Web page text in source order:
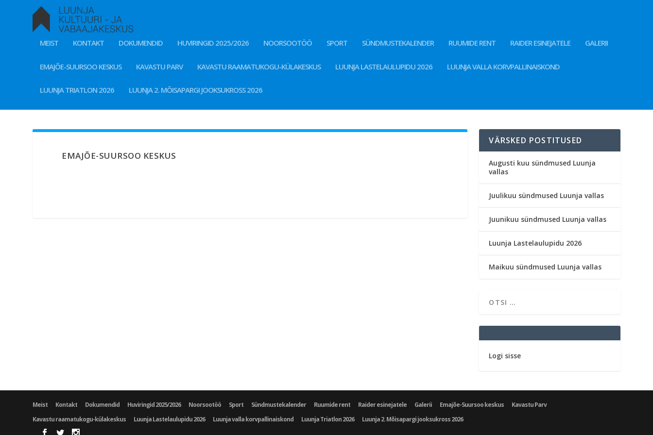
MEIST KONTAKT DOKUMENDID HUVIRINGID 2025/2026 NOORSOOTÖÖ SPORT SÜNDMUSTEKALENDER RUUMIDE RENT RAIDER ESINEJATELE GALERII
EMAJÕE-SUURSOO KESKUS KAVASTU PARV KAVASTU RAAMATUKOGU-KÜLAKESKUS LUUNJA LASTELAULUPIDU 2026 LUUNJA VALLA KORVPALLINAISKOND
LUUNJA TRIATLON 2026 LUUNJA 2. MÕISAPARGI JOOKSUKROSS 2026
EMAJÕE-SUURSOO KESKUS
VÄRSKED POSTITUSED
Augusti kuu sündmused Luunja
vallas
Juulikuu sündmused Luunja vallas
Juunikuu sündmused Luunja vallas
Luunja Lastelaulupidu 2026
Maikuu sündmused Luunja vallas
Logi sisse
Meist Kontakt Dokumendid Huviringid 2025/2026 Noorsootöö Sport Sündmustekalender Ruumide rent Raider esinejatele Galerii Emajõe-Suursoo keskus
Kavastu Parv
Kavastu raamatukogu-külakeskus
Luunja Lastelaulupidu 2026 Luunja valla korvpallinaiskond Luunja Triatlon 2026 Luunja 2. Mõisapargi jooksukross 2026